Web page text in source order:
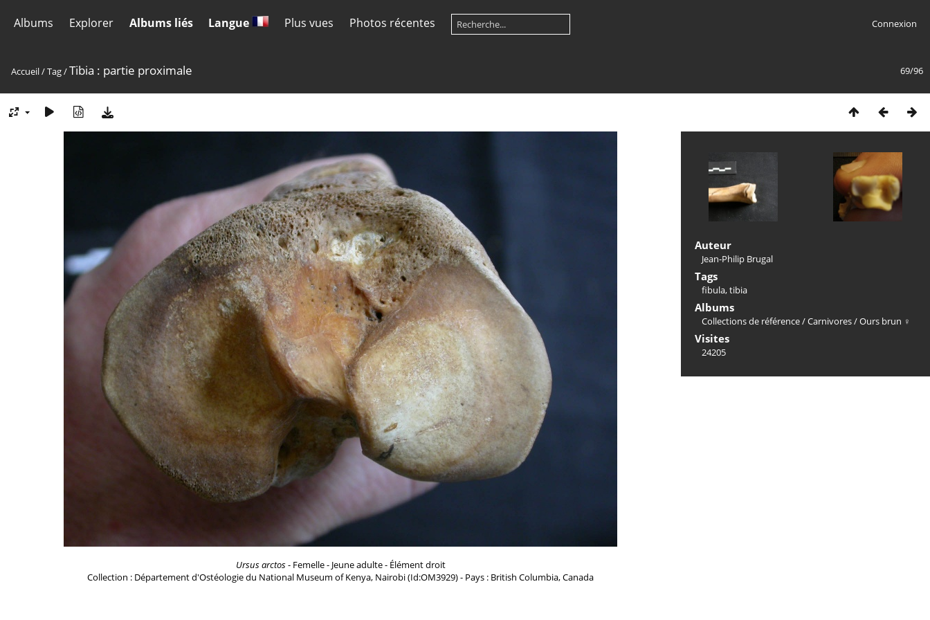
Albums Explorer Albums liés Langue Plus vues Photos récentes Connexion
69/96
Accueil/Tag/Tibia : partie proximale
Ursus arctos- Femelle - Jeune adulte - Élément droit
Collection : Département d'Ostéologie du National Museum of Kenya, Nairobi (Id:OM3929) - Pays : British Columbia, Canada
Auteur
Jean-Philip Brugal
Tags
fibula,tibia
Albums
Collections de référence/Carnivores/Ours brun ♀
Visites
24205